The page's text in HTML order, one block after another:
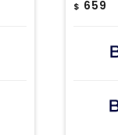
$ 659